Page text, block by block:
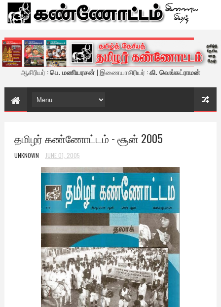
கண்ணோட்டம் - இணைய இதழ்
ஆசிரியர் :பெ. மணியரசன் | இணையாசிரியர் :கி. வெங்கட்ராமன்
தமிழர் கண்ணோட்டம் - சூன் 2005
UNKNOWN JUNE 01, 2005